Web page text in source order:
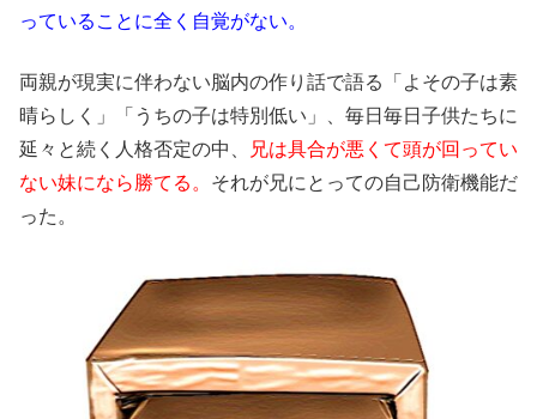
っていることに全く自覚がない。
両親が現実に伴わない脳内の作り話で語る「よその子は素
晴らしく」「うちの子は特別低い」、毎日毎日子供たちに
延々と続く人格否定の中、
兄は具合が悪くて頭が回ってい
ない妹になら勝てる。 それが兄にとっての自己防衛機能だ
った。